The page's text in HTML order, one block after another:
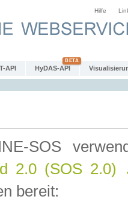
Hilfe
API HyDAS-API
SOS
2.0 (SOS 2.0)
bereit: